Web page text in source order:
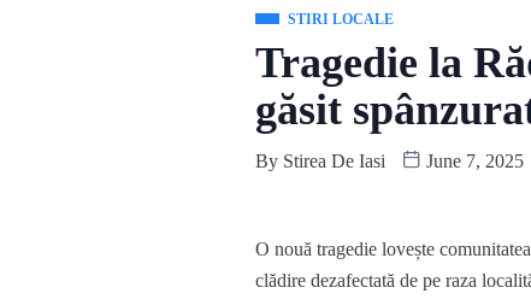
STIRI LOCALE
Tragedie la
găsit
By Stirea De Iasi June 7, 2025
O nouă tragedie lovește
clădire dezafectată de pe raza